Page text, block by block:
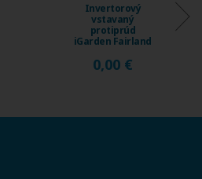
Invertorový
vstavaný
protiprúd
iGarden Fairland
120 ...
0,00 €